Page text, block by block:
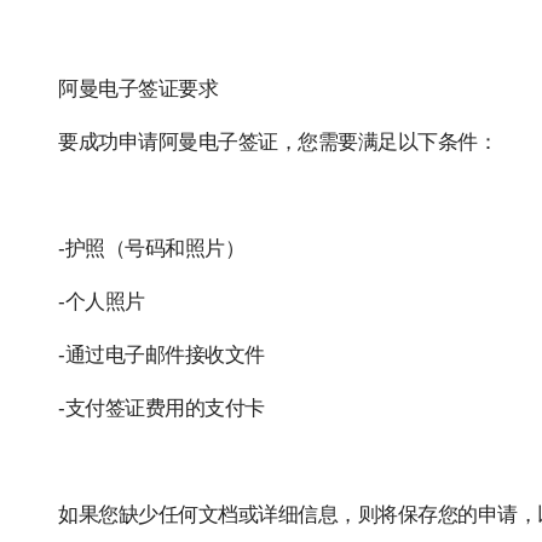
阿曼电子签证要求
要成功申请阿曼电子签证，您需要满足以下条件：
-护照（号码和照片）
-个人照片
-通过电子邮件接收文件
-支付签证费用的支付卡
如果您缺少任何文档或详细信息，则将保存您的申请，